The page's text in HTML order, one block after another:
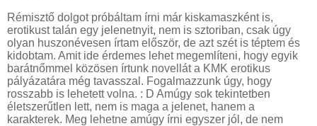
Rémisztő dolgot próbáltam írni már kiskamaszként is,
erotikust talán egy jelenetnyit, nem is sztoriban, csak úgy
olyan huszonévesen írtam először, de azt szét is téptem és
kidobtam. Amit ide érdemes lehet megemlíteni, hogy egyik
barátnőmmel közösen írtunk novellát a KMK erotikus
pályázatára még tavasszal. Fogalmazzunk úgy, hogy
rosszabb is lehetett volna. : D Amúgy sok tekintetben
életszerűtlen lett, nem is maga a jelenet, hanem a
karakterek. Meg lehetne amúgy írni egyszer jól, de nem